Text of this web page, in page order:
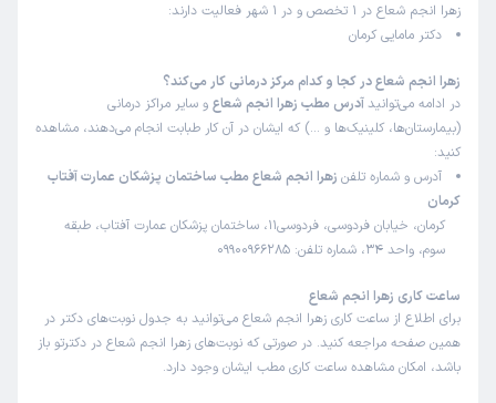
زهرا انجم شعاع در 1 تخصص و در 1 شهر فعالیت دارند:
دکتر مامایی کرمان
زهرا انجم شعاع در کجا و کدام مرکز درمانی کار می‌کند؟
در ادامه می‌توانید آدرس مطب زهرا انجم شعاع و سایر مراکز درمانی
(بیمارستان‌ها، کلینیک‌ها و …) که ایشان در آن کار طبابت انجام می‌دهند، مشاهده
کنید:
آدرس و شماره تلفن زهرا انجم شعاع مطب ساختمان پزشکان عمارت آفتاب
کرمان
کرمان، خیابان فردوسی، فردوسی11، ساختمان پزشکان عمارت آفتاب، طبقه
سوم، واحد 34، شماره تلفن: 09900966285
ساعت کاری زهرا انجم شعاع
برای اطلاع از ساعت کاری زهرا انجم شعاع می‌توانید به جدول نوبت‌های دکتر در
همین صفحه مراجعه کنید. در صورتی که نوبت‌های زهرا انجم شعاع در دکترتو باز
باشد، امکان مشاهده ساعت کاری مطب ایشان وجود دارد.